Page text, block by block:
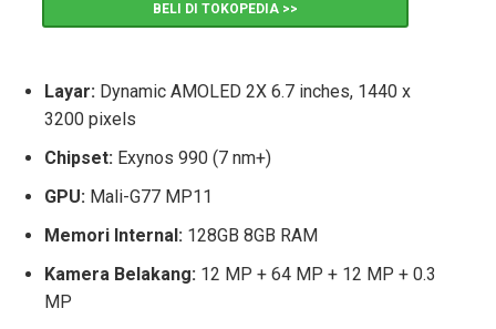
BELI DI TOKOPEDIA >>
Layar: Dynamic AMOLED 2X 6.7 inches, 1440 x
3200 pixels
Chipset: Exynos 990 (7 nm+)
GPU: Mali-G77 MP11
Memori Internal: 128GB 8GB RAM
Kamera Belakang: 12 MP + 64 MP + 12 MP + 0.3
MP